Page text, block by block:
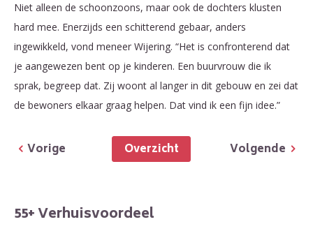
Niet alleen de schoonzoons, maar ook de dochters klusten
hard mee. Enerzijds een schitterend gebaar, anders
ingewikkeld, vond meneer Wijering. “Het is confronterend dat
je aangewezen bent op je kinderen. Een buurvrouw die ik
sprak, begreep dat. Zij woont al langer in dit gebouw en zei dat
de bewoners elkaar graag helpen. Dat vind ik een fijn idee.”
Volgende
Overzicht
Vorige
55+ Verhuisvoordeel